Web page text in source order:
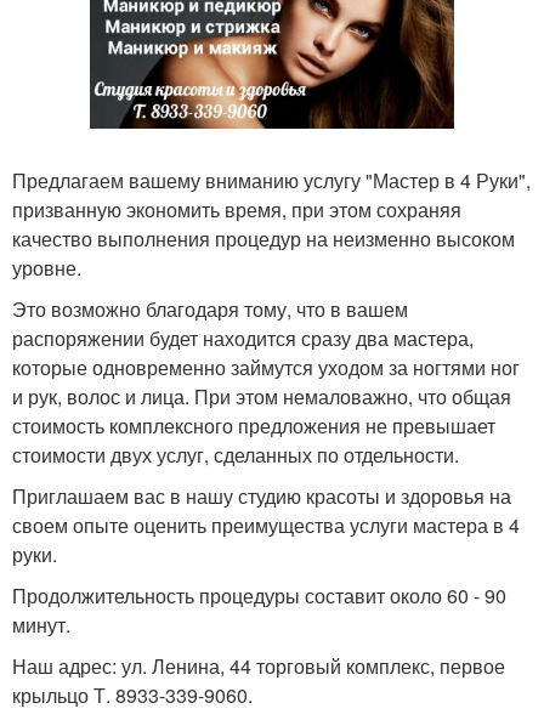
Предлагаем вашему вниманию услугу "Мастер в 4 Руки",
призванную экономить время, при этом сохраняя
качество выполнения процедур на неизменно высоком
уровне.
Это возможно благодаря тому, что в вашем
распоряжении будет находится сразу два мастера,
которые одновременно займутся уходом за ногтями ног
и рук, волос и лица. При этом немаловажно, что общая
стоимость комплексного предложения не превышает
стоимости двух услуг, сделанных по отдельности.
Приглашаем вас в нашу студию красоты и здоровья на
своем опыте оценить преимущества услуги мастера в 4
руки.
Продолжительность процедуры составит около 60 - 90
минут.
Наш адрес: ул. Ленина, 44 торговый комплекс, первое
крыльцо Т. 8933-339-9060.